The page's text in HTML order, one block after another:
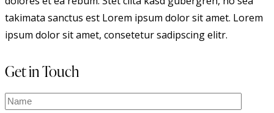
takimata sanctus est Lorem ipsum dolor sit amet. Lorem
ipsum dolor sit amet, consetetur sadipscing elitr.
Get in Touch